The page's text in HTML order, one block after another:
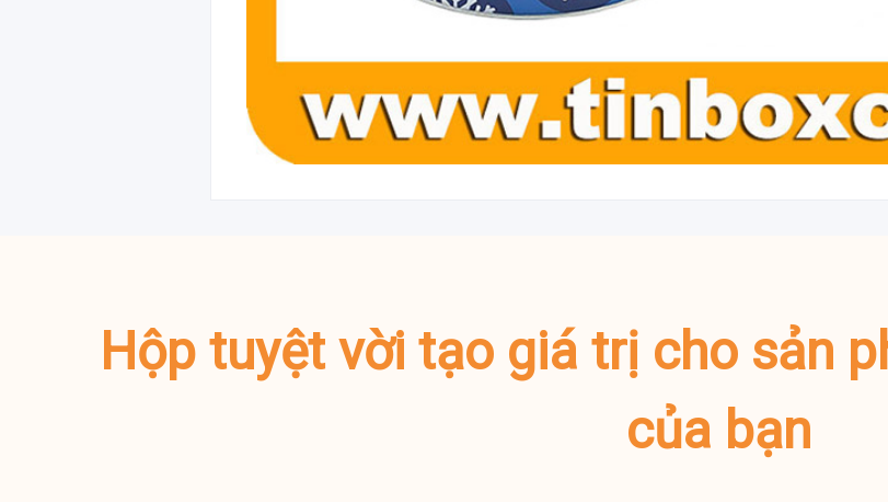
Hộp tuyệt vời tạo giá trị cho sản
của bạn